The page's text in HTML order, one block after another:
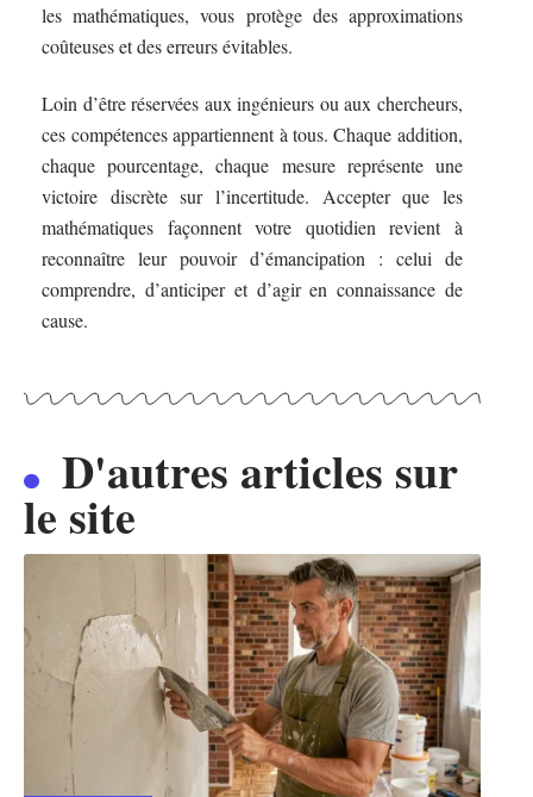
les mathématiques, vous protège des approximations
coûteuses et des erreurs évitables.
Loin d’être réservées aux ingénieurs ou aux chercheurs,
ces compétences appartiennent à tous. Chaque addition,
chaque pourcentage, chaque mesure représente une
victoire discrète sur l’incertitude. Accepter que les
mathématiques façonnent votre quotidien revient à
reconnaître leur pouvoir d’émancipation : celui de
comprendre, d’anticiper et d’agir en connaissance de
cause.
D'autres articles sur
le site